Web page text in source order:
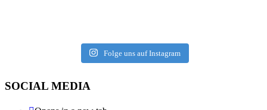
Folge uns auf Instagram
SOCIAL MEDIA